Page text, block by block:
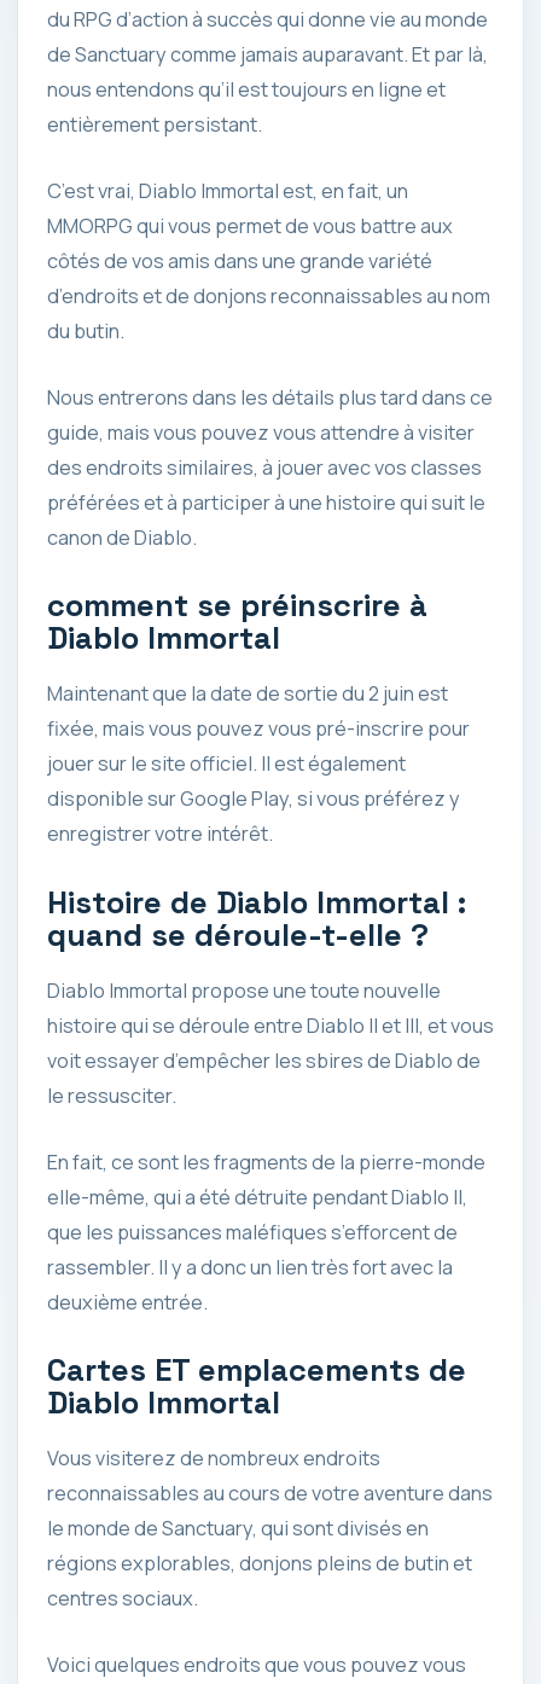
du RPG d’action à succès qui donne vie au monde
de Sanctuary comme jamais auparavant. Et par là,
nous entendons qu’il est toujours en ligne et
entièrement persistant.
C’est vrai, Diablo Immortal est, en fait, un
MMORPG qui vous permet de vous battre aux
côtés de vos amis dans une grande variété
d’endroits et de donjons reconnaissables au nom
du butin.
Nous entrerons dans les détails plus tard dans ce
guide, mais vous pouvez vous attendre à visiter
des endroits similaires, à jouer avec vos classes
préférées et à participer à une histoire qui suit le
canon de Diablo.
comment se préinscrire à
Diablo Immortal
Maintenant que la date de sortie du 2 juin est
fixée, mais vous pouvez vous pré-inscrire pour
jouer sur le site officiel. Il est également
disponible sur Google Play, si vous préférez y
enregistrer votre intérêt.
Histoire de Diablo Immortal :
quand se déroule-t-elle ?
Diablo Immortal propose une toute nouvelle
histoire qui se déroule entre Diablo II et III, et vous
voit essayer d’empêcher les sbires de Diablo de
le ressusciter.
En fait, ce sont les fragments de la pierre-monde
elle-même, qui a été détruite pendant Diablo II,
que les puissances maléfiques s’efforcent de
rassembler. Il y a donc un lien très fort avec la
deuxième entrée.
Cartes ET emplacements de
Diablo Immortal
Vous visiterez de nombreux endroits
reconnaissables au cours de votre aventure dans
le monde de Sanctuary, qui sont divisés en
régions explorables, donjons pleins de butin et
centres sociaux.
Voici quelques endroits que vous pouvez vous